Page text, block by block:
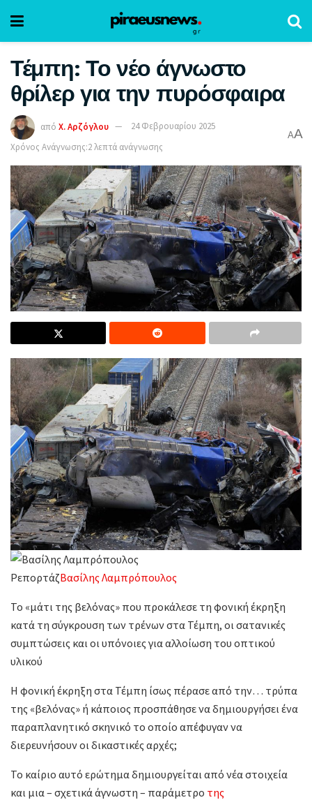
Τέμπη: Το νέο άγνωστο
θρίλερ για την πυρόσφαιρα
από Χ. Αρζόγλου
24 Φεβρουαρίου 2025
Χρόνος Ανάγνωσης:2 λεπτά ανάγνωσης
AA
ΡεπορτάζΒασίλης Λαμπρόπουλος
Το «μάτι της βελόνας» που προκάλεσε τη φονική έκρηξη
κατά τη σύγκρουση των τρένων στα Τέμπη, οι σατανικές
συμπτώσεις και οι υπόνοιες για αλλοίωση του οπτικού
υλικού
Η φονική έκρηξη στα Τέμπη ίσως πέρασε από την… τρύπα
της «βελόνας» ή κάποιος προσπάθησε να δημιουργήσει ένα
παραπλανητικό σκηνικό το οποίο απέφυγαν να
διερευνήσουν οι δικαστικές αρχές;
Το καίριο αυτό ερώτημα δημιουργείται από νέα στοιχεία
και μια – σχετικά άγνωστη – παράμετρο της